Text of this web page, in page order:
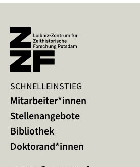
SCHNELLEINSTIEG
Mitarbeiter*innen
Stellenangebote
Bibliothek
Doktorand*innen